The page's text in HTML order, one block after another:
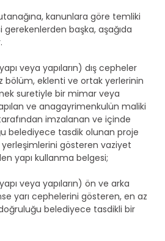
kanunlara göre temliki
başka, aşağıda
veya yapıların) dış cepheler
bölüm, eklenti ve ortak yerlerinin
suretiyle bir mimar veya
ve anagayrimenkulün maliki
imzalanan ve içinde
belediyece tasdik olunan proje
gösteren vaziyet
yapı kullanma belgesi;
veya yapıların) ön ve arka
yarı cephelerini gösteren, en az
belediyece tasdikli bir